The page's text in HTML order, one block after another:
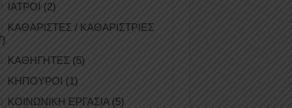
ΙΑΤΡΟΙ (2)
ΚΑΘΑΡΙΣΤΕΣ / ΚΑΘΑΡΙΣΤΡΙΕΣ
ΚΑΘΗΓΗΤΕΣ (5)
ΚΗΠΟΥΡΟΙ (1)
ΚΟΙΝΩΝΙΚΗ ΕΡΓΑΣΙΑ(5)